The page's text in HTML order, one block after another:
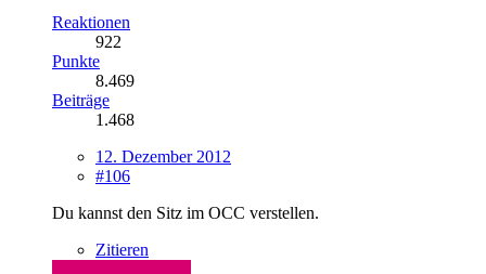
Reaktionen
922
Punkte
8.469
Beiträge
1.468
12. Dezember 2012
#106
Du kannst den Sitz im OCC verstellen.
Zitieren